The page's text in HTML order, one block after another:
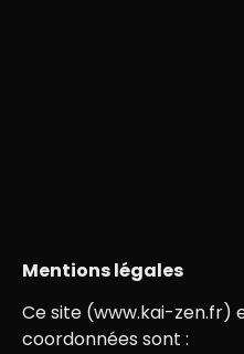
Mentions légales
Ce site (www.kai-zen.fr)
coordonnées sont :